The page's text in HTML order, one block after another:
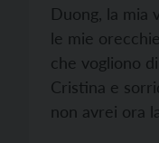
Duong, la mia
le mie
che vogliono
Cristina e
non avrei ora